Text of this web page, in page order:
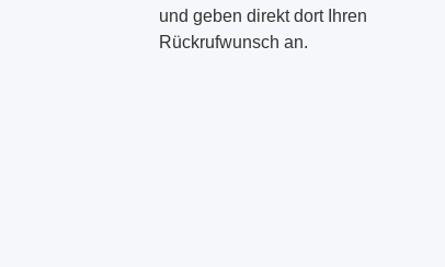
und geben direkt dort Ihren
Rückrufwunsch an.